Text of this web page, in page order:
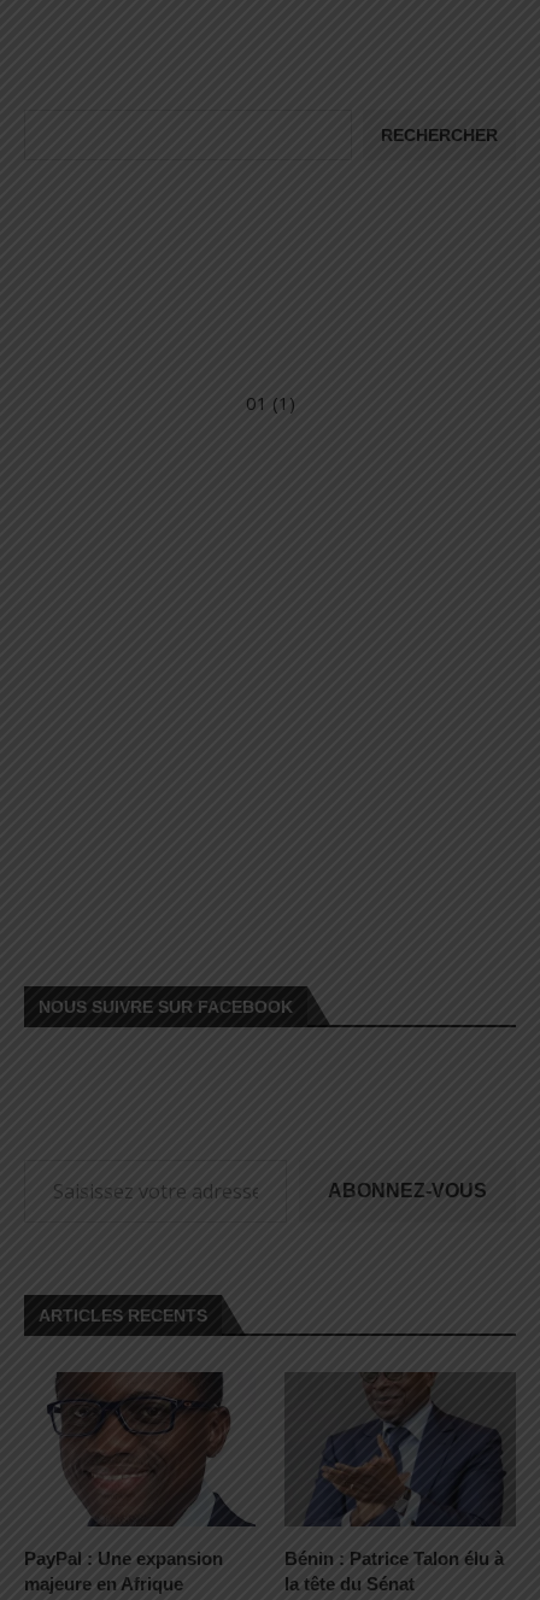
RECHERCHER
01 (1)
NOUS SUIVRE SUR FACEBOOK
ABONNEZ-VOUS
ARTICLES RECENTS
PayPal : Une expansion
majeure en Afrique
Bénin : Patrice Talon élu à
la tête du Sénat